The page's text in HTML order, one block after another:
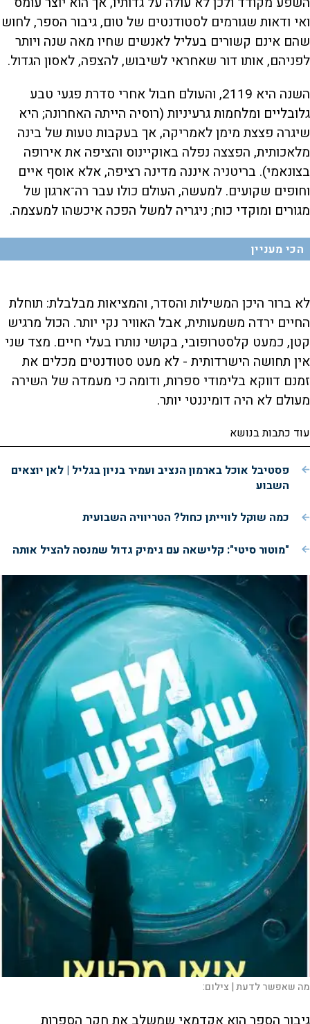
ואי ודאות שגורמים לסטודנטים של טום, גיבור הספר, לחוש
שהם אינם קשורים בעליל לאנשים שחיו מאה שנה ויותר
לפניהם, אותו דור שאחראי לשיבוש, להצפה, לאסון הגדול.
השנה היא 2119, והעולם חבול אחרי סדרת פגעי טבע
גלובליים ומלחמות גרעיניות (רוסיה הייתה האחרונה; היא
שיגרה פצצת מימן לאמריקה, אך בעקבות טעות של בינה
מלאכותית, הפצצה נפלה באוקיינוס והציפה את אירופה
בצונאמי). בריטניה איננה מדינה רציפה, אלא אוסף איים
וחופים שקועים. למעשה, העולם כולו עבר רה־ארגון של
מגורים ומוקדי כוח; ניגריה למשל הפכה איכשהו למעצמה.
הכי מעניין
לא ברור היכן המשילות והסדר, והמציאות מבלבלת: תוחלת
החיים ירדה משמעותית, אבל האוויר נקי יותר. הכול מרגיש
קטן, כמעט קלסטרופובי, בקושי נותרו בעלי חיים. מצד שני
אין תחושה הישרדותית - לא מעט סטודנטים מכלים את
זמנם דווקא בלימודי ספרות, ודומה כי מעמדה של השירה
מעולם לא היה דומיננטי יותר.
עוד כתבות בנושא
פסטיבל אוכל בארמון הנציב ועמיר בניון בגליל | לאן יוצאים
השבוע
כמה שוקל לווייתן כחול? הטריוויה השבועית
"מוטור סיטי": קלישאה עם גימיק גדול שמנסה להציל אותה
מה שאפשר לדעת | צילום: